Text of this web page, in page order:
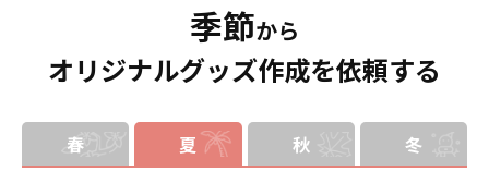
分はダイカットでデザインにあわせ
た自由な形状で制作することができ
ます。また長さ調整と安全機能が付
いたネックストラップが標準で付属
加したり、ストラップをキーホルダ
ーに変更することも可能です。 アニ
メ、エンタメ、スポーツ、官公庁、
の自社工場にて印刷いたしますの
で、短納期・小ロットでの対応が可
能です。グッズ制作の専門スタッフ
がしっかりサポートいたしますの
にご相談ください。
季節から
オリジナルグッズ作成を依頼する
春 夏 秋 冬